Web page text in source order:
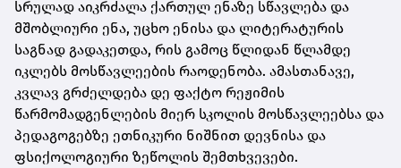
სრულად აიკრძალა ქართულ ენაზე სწავლება და
მშობლიური ენა, უცხო ენისა და ლიტერატურის
საგნად გადაკეთდა, რის გამოც წლიდან წლამდე
იკლებს მოსწავლეების რაოდენობა. ამასთანავე,
კვლავ გრძელდება დე ფაქტო რეჟიმის
წარმომადგენლების მიერ სკოლის მოსწავლეებსა და
პედაგოგებზე ეთნიკური ნიშნით დევნისა და
ფსიქოლოგიური ზეწოლის შემთხვევები.